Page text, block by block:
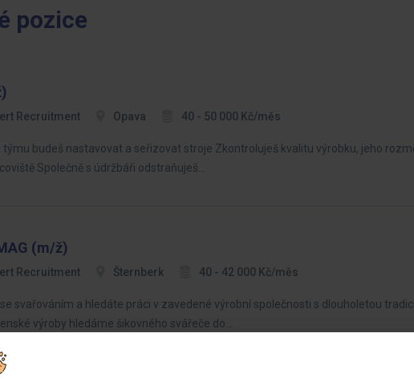
pozice
Recruitment Opava 40 - 50 000 Kč/měs
týmu budeš nastavovat a seřizovat stroje Zkontroluješ kvalitu výrobku, jeho
Společně s údržbáři odstraňuješ…
(m/ž)
Recruitment Šternberk 40 - 42 000 Kč/měs
svařováním a hledáte práci v zavedené výrobní společnosti s dlouholetou
výroby hledáme šikovného svářeče do…